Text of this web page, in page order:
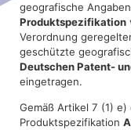
geografische
Produktspezifikation
Verordnung
geschützte
Deutschen Patent-
eingetragen.
Gemäß Artikel 7 (1) e)
Produktspezifikation